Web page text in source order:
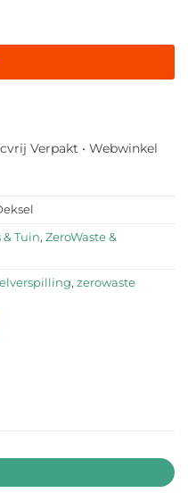
Verpakt • Webwinkel
& Tuin, ZeroWaste &
, zerowaste